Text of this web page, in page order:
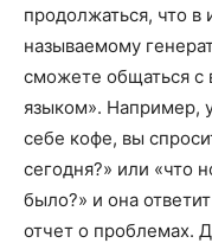
продолжаться, что в
называемому
сможете общаться с
языком». Например,
себе кофе, вы
сегодня?» или «что
было?» и она
отчет о проблемах.